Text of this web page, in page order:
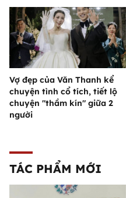
Vợ đẹp của Văn Thanh kể
chuyện tình cổ tích, tiết lộ
chuyện "thầm kín" giữa 2
người
TÁC PHẨM MỚI